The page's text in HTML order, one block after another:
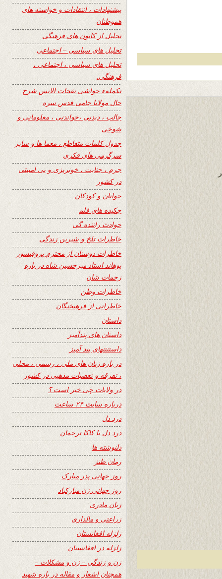
پیشنهادات ، انتقادات و خواسته های
هموطنان
تجلیل از کانون های فرهنگی
تحلیل های سیاسی – اجتماعی
تحلیل های سیاسی ، اجتماعی ،
فرهنگی.
تکملهء حواشی نفحات الانس شرح
حال مولانا جامی قدس سره
جالب ، دیدنی ،خواندنی ، معلوماتی و
شوخی
جدول کلمات متقاطع ، معما ها و سایر
سرگرمی های فکری
جرم ، جنایت ، خونریزی و بی امنیتی
در کشور
جوانان و کودکان
چکیده های قلم
حوادث راننده گی
خاطرات تلخ و شیرین زندگی
خاطرات دوستان از محترم پروفیسور
پوهاند استاد میرحسین شاه در باره
زحمات شان
خاطرات وطن
خاطراتی از فرهیختگان
داستان
داستان های پندآمیز
داستنتنهای پند آمیز
در باره زبان های ملی ، رسمی ، محلی
، تفرقه و تعصبات مذهبی در کشور
در ولایات چی خبر است ؟
درباره سایت ۲۴ ساعت
درد دل
درد دل با کاکا ترجمان
دلنوشته ها
رمان طنز
روز جهانی پدر مبارک
روز جهانی زن مبارکباد
زبان مادری
زراعتی و مالداری
زلزله افغانستان
زلزله در افغانستان
زن و زندگی – زن و مشکلات –
همچنان اشعار و مقاله در باره شهید